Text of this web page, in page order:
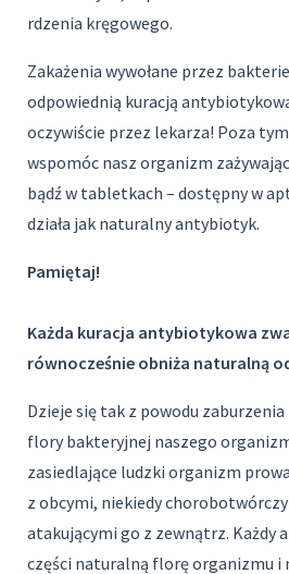
rdzenia kręgowego.
Zakażenia wywołane przez
odpowiednią kuracją
oczywiście przez lekarza! Poza
wspomóc nasz organizm
bądź w tabletkach – dostępny w
działa jak naturalny antybiotyk.
Pamiętaj!
Każda kuracja antybiotykowa
równocześnie obniża naturalną
Dzieje się tak z powodu
flory bakteryjnej naszego
zasiedlające ludzki organizm
z obcymi, niekiedy
atakującymi go z zewnątrz. Każdy
części naturalną florę organizmu i